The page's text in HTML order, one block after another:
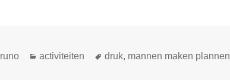
Categorieën
activiteiten Tags
druk, mannen maken plannen